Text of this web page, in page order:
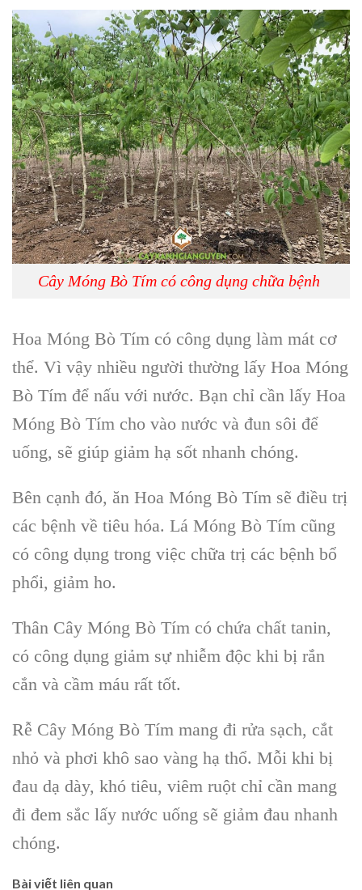
Cây Móng Bò Tím có công dụng chữa bệnh
Hoa Móng Bò Tím có công dụng làm mát cơ
thể. Vì vậy nhiều người thường lấy Hoa Móng
Bò Tím để nấu với nước. Bạn chỉ cần lấy Hoa
Móng Bò Tím cho vào nước và đun sôi để
uống, sẽ giúp giảm hạ sốt nhanh chóng.
Bên cạnh đó, ăn Hoa Móng Bò Tím sẽ điều trị
các bệnh về tiêu hóa. Lá Móng Bò Tím cũng
có công dụng trong việc chữa trị các bệnh bổ
phổi, giảm ho.
Thân Cây Móng Bò Tím có chứa chất tanin,
có công dụng giảm sự nhiễm độc khi bị rắn
cắn và cầm máu rất tốt.
Rễ Cây Móng Bò Tím mang đi rửa sạch, cắt
nhỏ và phơi khô sao vàng hạ thổ. Mỗi khi bị
đau dạ dày, khó tiêu, viêm ruột chỉ cần mang
đi đem sắc lấy nước uống sẽ giảm đau nhanh
chóng.
Bài viết liên quan